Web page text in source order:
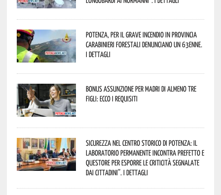
Potenza, per il grave incendio in Provincia
Carabinieri forestali denunciano un 63enne.
I dettagli
Bonus assunzione per madri di almeno tre
figli: ecco i requisiti
Sicurezza nel Centro Storico di Potenza: il
Laboratorio Permanente incontra Prefetto e
Questore per esporre le criticità segnalate
dai cittadini”. I dettagli